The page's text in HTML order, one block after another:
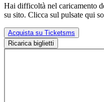
Hai difficoltà nel caricamento
su sito. Clicca sul pulsate qui
Acquista su Ticketsms
Ricarica biglietti